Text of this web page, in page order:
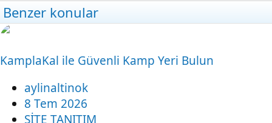
Benzer konular
KamplaKal ile Güvenli Kamp Yeri Bulun
aylinaltinok
8 Tem 2026
SİTE TANITIM